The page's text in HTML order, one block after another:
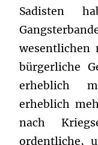
Sadisten
wesentlichen
bürgerliche
erheblich
erheblich
nach
ordentliche,